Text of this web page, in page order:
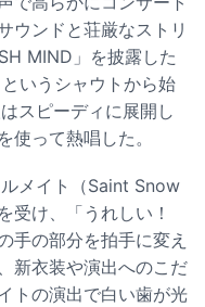
ウンドと荘厳なストリ
MIND」を披露した
いうシャウトから始
スピーディに展開し
使って熱唱した。
メイト（Saint Snow
受け、「うれしい！
手の部分を拍手に変え
新衣装や演出へのこだ
トの演出で白い歯が光